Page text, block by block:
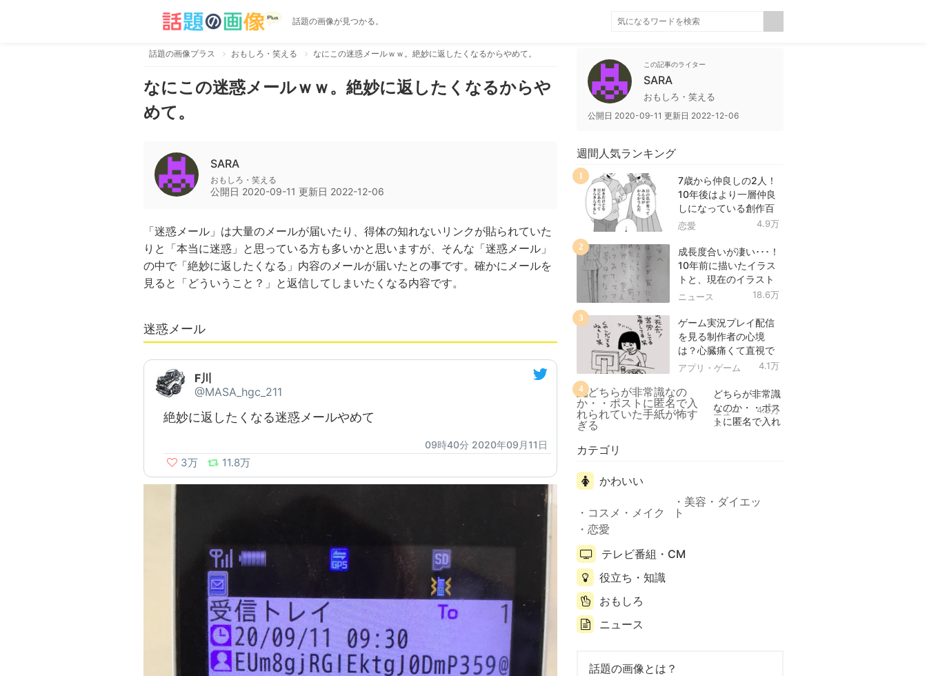
話題の画像が見つかる。
話題の画像プラス おもしろ・笑える なにこの迷惑メールｗｗ。絶妙に返したくなるからやめて。
なにこの迷惑メールｗｗ。絶妙に返したくなるからや
めて。
SARA
おもしろ・笑える
公開日 2020-09-11 更新日 2022-12-06
「迷惑メール」は大量のメールが届いたり、得体の知れないリンクが貼られていた
りと「本当に迷惑」と思っている方も多いかと思いますが、そんな「迷惑メール」
の中で「絶妙に返したくなる」内容のメールが届いたとの事です。確かにメールを
見ると「どういうこと？」と返信してしまいたくなる内容です。
迷惑メール
F川
@MASA_hgc_211
絶妙に返したくなる迷惑メールやめて
09時40分 2020年09月11日
3万 11.8万
この記事のライター
SARA
おもしろ・笑える
公開日 2020-09-11 更新日 2022-12-06
週間人気ランキング
7歳から仲良しの2人！
10年後はより一層仲良
しになっている創作百
合！
恋愛 4.9万
1
成長度合いが凄い･･･！
10年前に描いたイラス
トと、現在のイラスト
を投稿したツイートが
ニュース 18.6万
2
ゲーム実況プレイ配信
を見る制作者の心境
は？心臓痛くて直視で
きなかった！
アプリ・ゲーム 4.1万
3
どちらが非常識
なのか・・ポス
トに匿名で入れ
ニュー
ス
4.9万
4
カテゴリ
かわいい
コスメ・メイク
美容・ダイエッ
ト
恋愛
テレビ番組・CM
役立ち・知識
おもしろ
ニュース
話題の画像とは？